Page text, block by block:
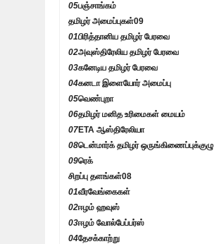
05பஞ்சாங்கம்
தமிழர் அமைப்புகள்09
01பிரித்தானிய தமிழர் பேரவை
02அவுஸ்திரேலிய தமிழர் பேரவை
03கனேடிய தமிழர் பேரவை
04கனடா இளையோர் அமைப்பு
05வெண்புறா
06தமிழர் மனித உரிமைகள் மையம்
07ETA ஆஸ்திரேலியா
08டென்மார்க் தமிழர் ஒருங்கிணைப்புக்குழு
09ரெக்
சிறப்பு தளங்கள்08
01வீரவேங்கைகள்
02ஈழம் ஹவுஸ்
03ஈழம் வோல்பேப்பர்ஸ்
04தேசக்காற்று